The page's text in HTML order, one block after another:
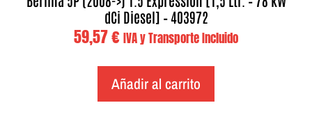
dCi Diesel] – 403972
59,57€ IVA y Transporte Incluido
Añadir al carrito